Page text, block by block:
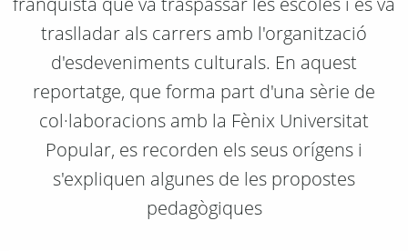
traslladar als carrers amb l'organització
d'esdeveniments culturals. En aquest
reportatge, que forma part d'una sèrie de
col·laboracions amb la Fènix Universitat
Popular, es recorden els seus orígens i
s'expliquen algunes de les propostes
pedagògiques